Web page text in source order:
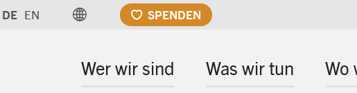
DE EN SPENDEN
Wer wir sind Was wir tun Wo